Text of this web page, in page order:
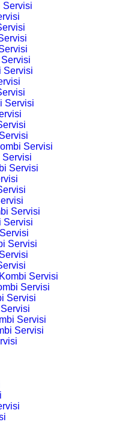
Servisi
Servisi
Servisi
Servisi
Servisi
Servisi
Servisi
Servisi
Servisi
Servisi
Servisi
Servisi
Servisi
Servisi